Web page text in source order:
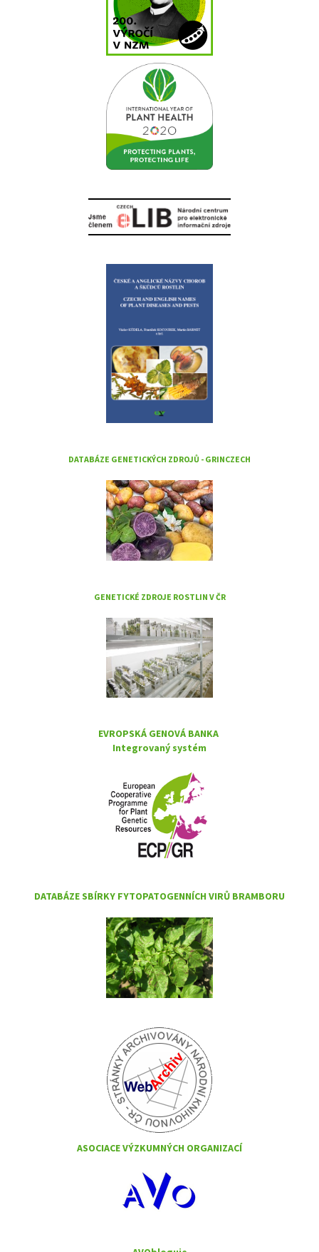
DATABÁZE GENETICKÝCH ZDROJŮ - GRINCZECH
GENETICKÉ ZDROJE ROSTLIN V ČR
EVROPSKÁ GENOVÁ BANKA
Integrovaný systém
DATABÁZE SBÍRKY FYTOPATOGENNÍCH VIRŮ BRAMBORU
ASOCIACE VÝZKUMNÝCH ORGANIZACÍ